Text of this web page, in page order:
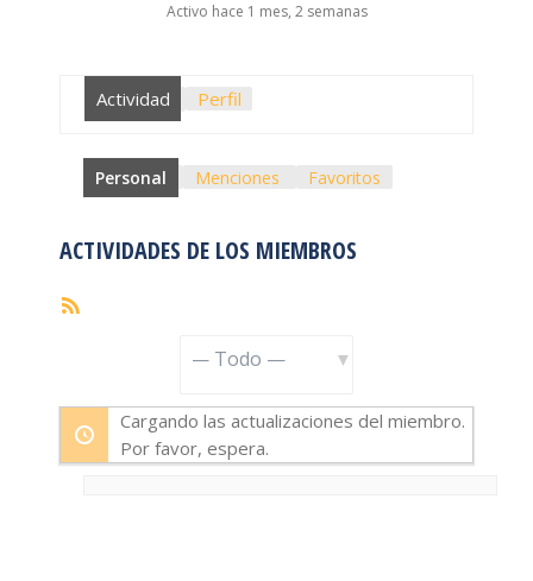
Activo hace 1 mes, 2 semanas
Actividad Perfil
Personal Menciones Favoritos
ACTIVIDADES DE LOS MIEMBROS
Mostrar:
Cargando las actualizaciones del miembro.
Por favor, espera.